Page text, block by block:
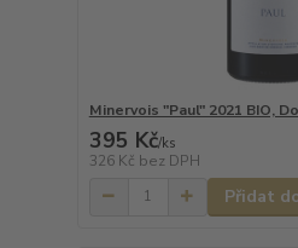
Minervois "Paul" 2021 BIO,
395 Kč/ks
326 Kč bez DPH
Přidat